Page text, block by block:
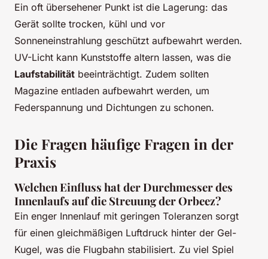
Ein oft übersehener Punkt ist die Lagerung: das
Gerät sollte trocken, kühl und vor
Sonneneinstrahlung geschützt aufbewahrt werden.
UV-Licht kann Kunststoffe altern lassen, was die
Laufstabilität beeinträchtigt. Zudem sollten
Magazine entladen aufbewahrt werden, um
Federspannung und Dichtungen zu schonen.
Die Fragen häufige Fragen in der
Praxis
Welchen Einfluss hat der Durchmesser des
Innenlaufs auf die Streuung der Orbeez?
Ein enger Innenlauf mit geringen Toleranzen sorgt
für einen gleichmäßigen Luftdruck hinter der Gel-
Kugel, was die Flugbahn stabilisiert. Zu viel Spiel